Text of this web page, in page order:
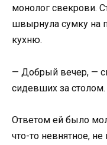
монолог свекрови.
швырнула сумку на
кухню.
— Добрый вечер, —
сидевших за столом.
Ответом ей было
что-то невнятное, не